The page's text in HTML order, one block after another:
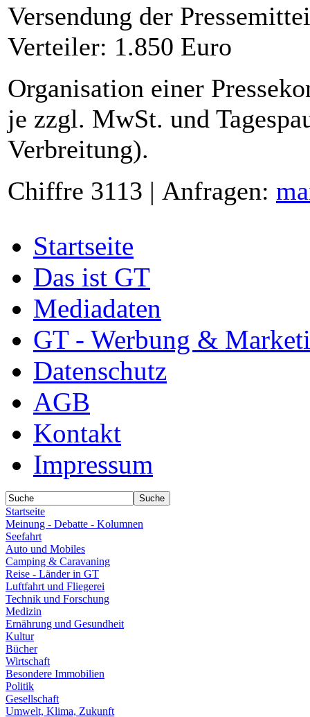
Versendung der
Verteiler: 1.850 Euro
Organisation einer
je zzgl. MwSt. und
Verbreitung).
Chiffre 3113 | Anfragen:
Startseite
Das ist GT
Mediadaten
GT - Werbung &
Datenschutz
AGB
Kontakt
Impressum
Startseite
Meinung - Debatte - Kolumnen
Seefahrt
Auto und Mobiles
Camping & Caravaning
Reise - Länder in GT
Luftfahrt und Fliegerei
Technik und Forschung
Medizin
Ernährung und Gesundheit
Kultur
Bücher
Wirtschaft
Besondere Immobilien
Politik
Gesellschaft
Umwelt, Klima, Zukunft